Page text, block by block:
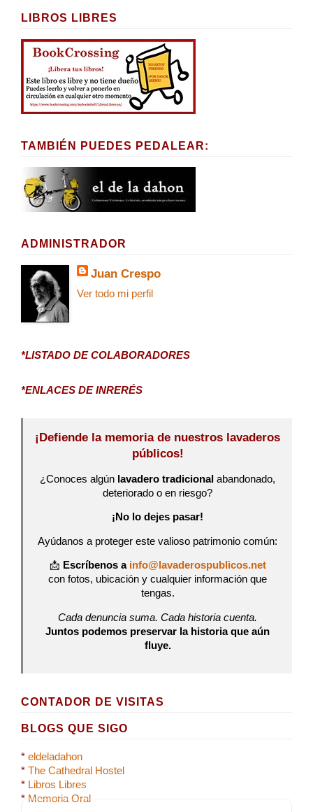
LIBROS LIBRES
TAMBIÉN PUEDES PEDALEAR:
ADMINISTRADOR
Juan Crespo
Ver todo mi perfil
*LISTADO DE COLABORADORES
*ENLACES DE INRERÉS
¡Defiende la memoria de nuestros lavaderos
públicos!
¿Conoces algún lavadero tradicional abandonado,
deteriorado o en riesgo?
¡No lo dejes pasar!
Ayúdanos a proteger este valioso patrimonio común:
📩 Escríbenos a info@lavaderospublicos.net
con fotos, ubicación y cualquier información que
tengas.
Cada denuncia suma. Cada historia cuenta.
Juntos podemos preservar la historia que aún
fluye.
CONTADOR DE VISITAS
BLOGS QUE SIGO
* eldeladahon
* The Cathedral Hostel
* Libros Libres
* Memoria Oral